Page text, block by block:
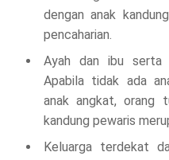
dengan anak
pencaharian.
Ayah dan ibu serta
Apabila tidak ada
anak angkat, orang
kandung pewaris
Keluarga terdekat